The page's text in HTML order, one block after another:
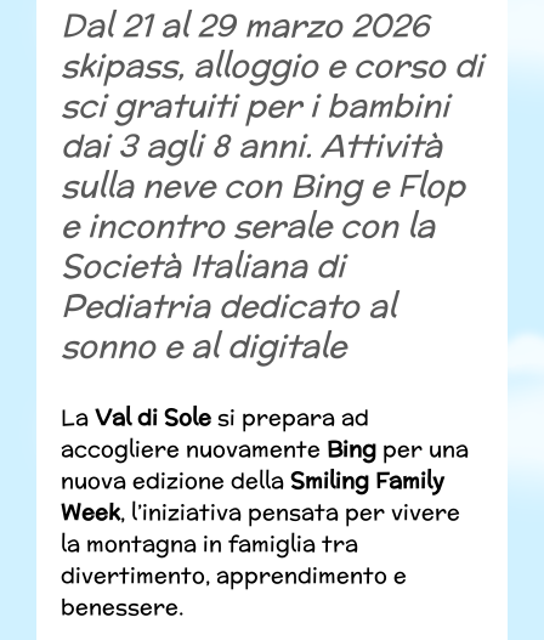
Dal 21 al 29 marzo 2026
skipass, alloggio e corso di
sci gratuiti per i bambini
dai 3 agli 8 anni. Attività
sulla neve con Bing e Flop
e incontro serale con la
Società Italiana di
Pediatria dedicato al
sonno e al digitale
La Val di Sole si prepara ad
accogliere nuovamente Bing per una
nuova edizione della Smiling Family
Week, l’iniziativa pensata per vivere
la montagna in famiglia tra
divertimento, apprendimento e
benessere.